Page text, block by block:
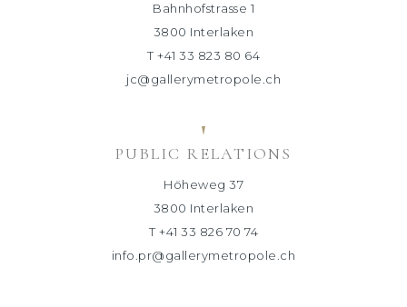
Bahnhofstrasse 1
3800 Interlaken
T +41 33 823 80 64
jc@gallerymetropole.ch
PUBLIC RELATIONS
Höheweg 37
3800 Interlaken
T +41 33 826 70 74
info.pr@gallerymetropole.ch